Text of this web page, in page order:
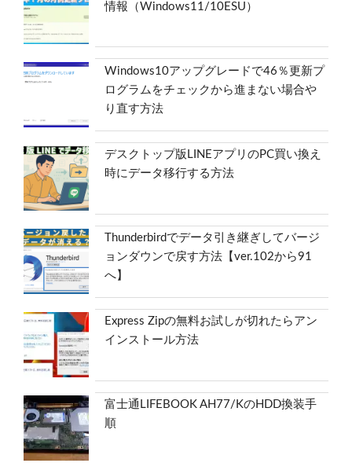
情報（Windows11/10ESU）
Windows10アップグレードで46％更新プ
ログラムをチェックから進まない場合や
り直す方法
デスクトップ版LINEアプリのPC買い換え
時にデータ移行する方法
Thunderbirdでデータ引き継ぎしてバージ
ョンダウンで戻す方法【ver.102から91
へ】
Express Zipの無料お試しが切れたらアン
インストール方法
富士通LIFEBOOK AH77/KのHDD換装手
順